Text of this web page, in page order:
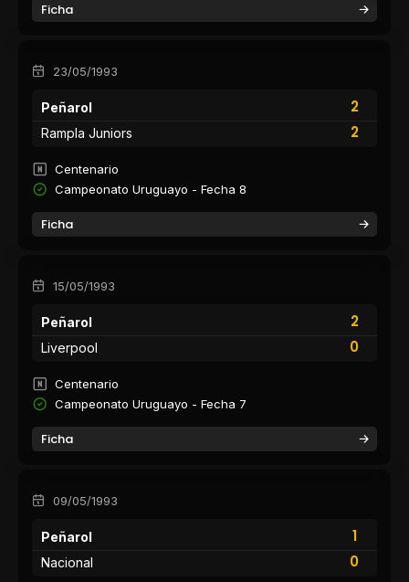
Ficha
23/05/1993
Peñarol
2
2
Rampla Juniors
Centenario
Campeonato Uruguayo - Fecha 8
Ficha
15/05/1993
Peñarol
2
0
Liverpool
Centenario
Campeonato Uruguayo - Fecha 7
Ficha
09/05/1993
Peñarol
1
0
Nacional